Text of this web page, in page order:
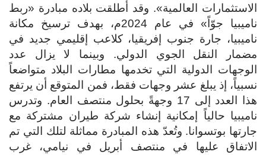
الاستثمارات العالمية». وقد أطلقت بلاده مبادرة «ربط
ناميبيا جوّاً» في عام 2024م، بهدف ترسيخ مكانة
ناميبيا، جارة جنوب إفريقيا، كلاعب إقليمي جديد في
مضمار النقل الجوي الدولي. وبينما لا يزال عدد
الوجهات الدولية التي تخدمها مطارات البلاد متواضعاً
نسبياً، إذ يبلغ عشر وجهات فقط، فمن المتوقع أن يرتفع
هذا العدد إلى 17 وجهةً بحلول منتصف العام. وتدرس
ناميبيا حالياً إمكانية إنشاء شركة طيران مشتركة مع
جارتها بوتسوانا. وتُعدّ هذه المبادرة مماثلة لتلك التي تم
الاتفاق عليها في منتصف أبريل في نيامي، غرب